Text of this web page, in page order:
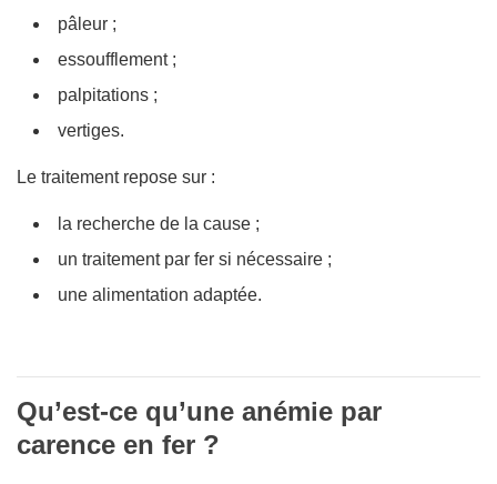
pâleur ;
essoufflement ;
palpitations ;
vertiges.
Le traitement repose sur :
la recherche de la cause ;
un traitement par fer si nécessaire ;
une alimentation adaptée.
Qu’est-ce qu’une anémie par
carence en fer ?